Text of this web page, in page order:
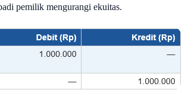
pemilik mengurangi ekuitas.